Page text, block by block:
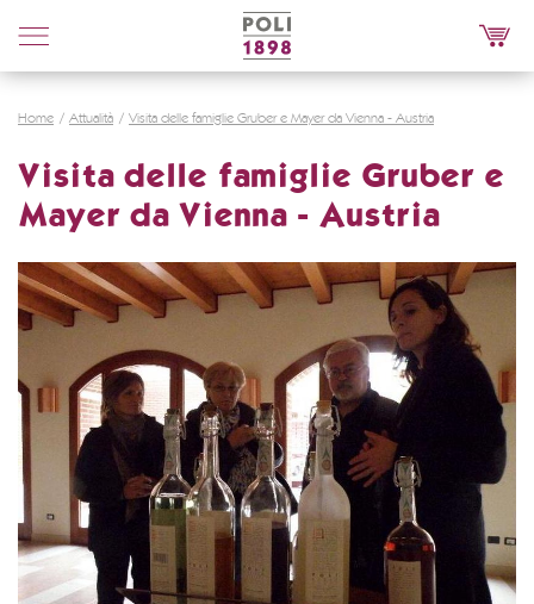
Poli
Distillerie
Home Attualità Visita delle famiglie Gruber e Mayer da Vienna - Austria
Visita delle famiglie Gruber e
Mayer da Vienna - Austria